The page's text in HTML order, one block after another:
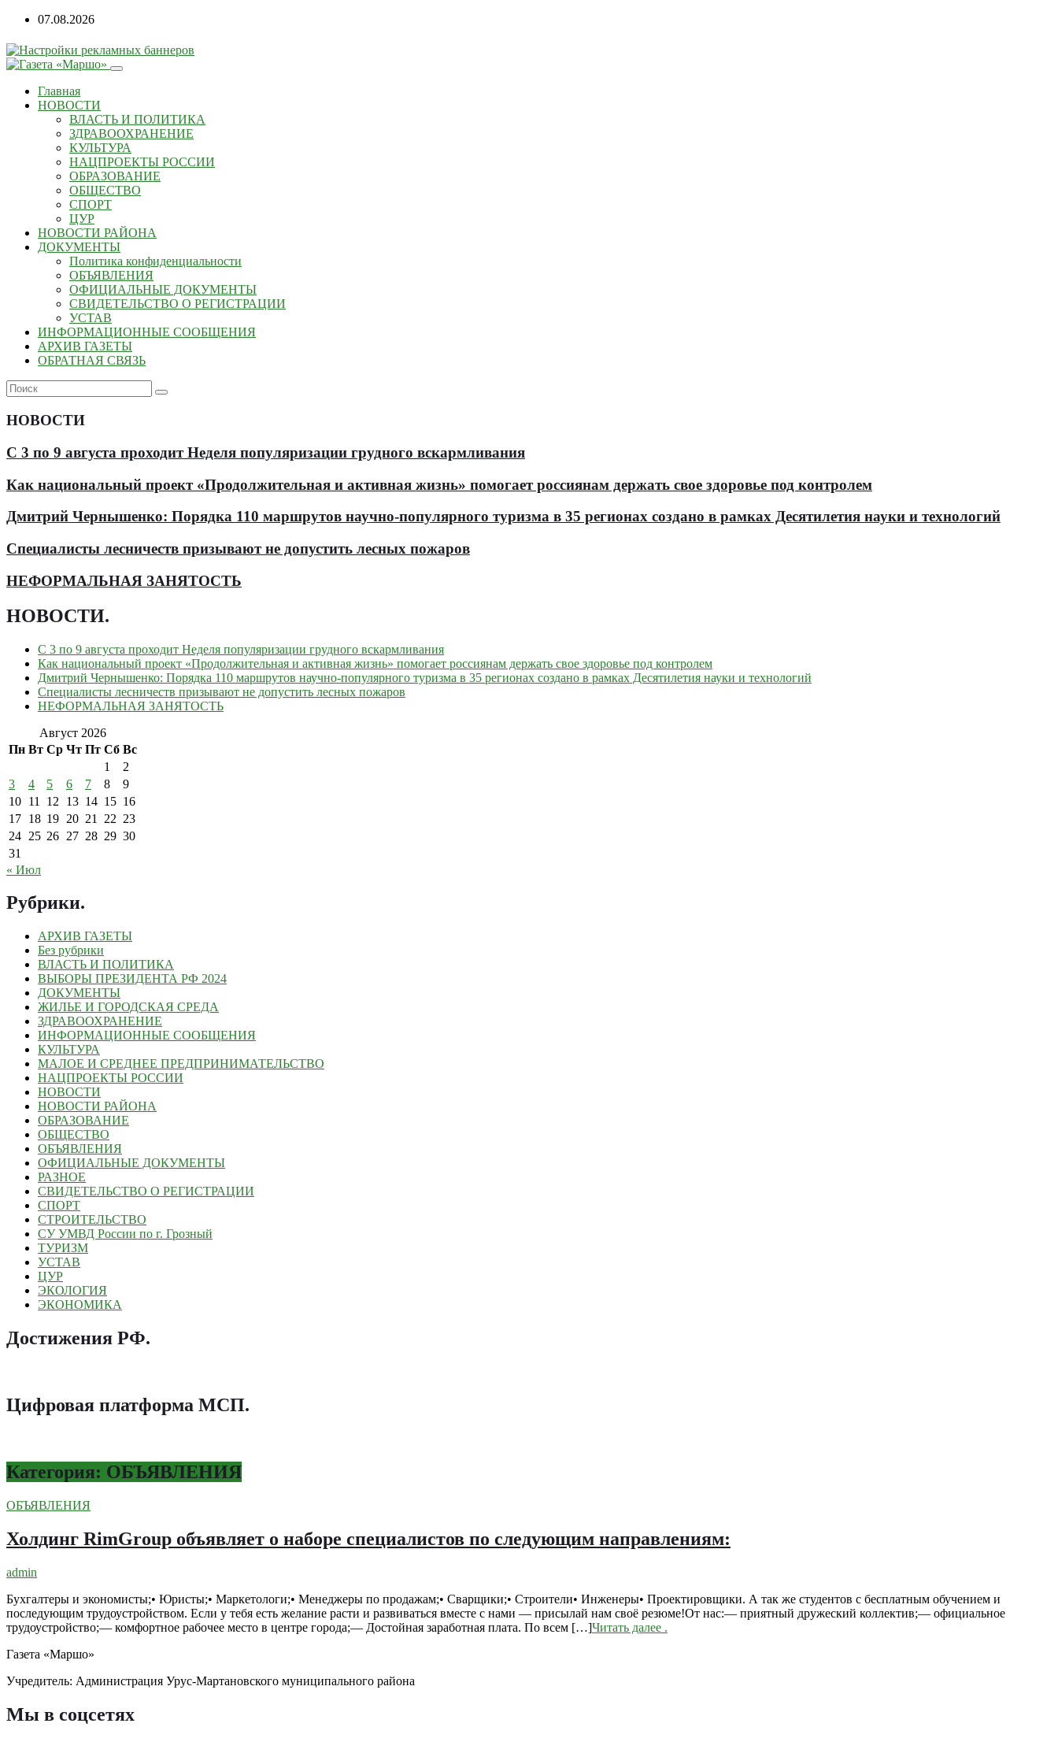
Перейти
содержанию
07.08.2026
Главная
НОВОСТИ
ВЛАСТЬ И ПОЛИТИКА
ЗДРАВООХРАНЕНИЕ
КУЛЬТУРА
НАЦПРОЕКТЫ РОССИИ
ОБРАЗОВАНИЕ
ОБЩЕСТВО
СПОРТ
ЦУР
НОВОСТИ РАЙОНА
ДОКУМЕНТЫ
Политика конфиденциальности
ОБЪЯВЛЕНИЯ
ОФИЦИАЛЬНЫЕ ДОКУМЕНТЫ
СВИДЕТЕЛЬСТВО О РЕГИСТРАЦИИ
УСТАВ
ИНФОРМАЦИОННЫЕ СООБЩЕНИЯ
АРХИВ ГАЗЕТЫ
ОБРАТНАЯ СВЯЗЬ
НОВОСТИ
С 3 по 9 августа проходит Неделя популяризации грудного вскармливания
Как национальный проект «Продолжительная и активная жизнь» помогает россиянам держать свое здоровье под контролем
Дмитрий Чернышенко: Порядка 110 маршрутов научно-популярного туризма в 35 регионах создано в рамках Десятилетия науки и технологий
Специалисты лесничеств призывают не допустить лесных пожаров
НЕФОРМАЛЬНАЯ ЗАНЯТОСТЬ
НОВОСТИ.
С 3 по 9 августа проходит Неделя популяризации грудного вскармливания
Как национальный проект «Продолжительная и активная жизнь» помогает россиянам держать свое здоровье под контролем
Дмитрий Чернышенко: Порядка 110 маршрутов научно-популярного туризма в 35 регионах создано в рамках Десятилетия науки и технологий
Специалисты лесничеств призывают не допустить лесных пожаров
НЕФОРМАЛЬНАЯ ЗАНЯТОСТЬ
Август 2026
Пн Вт Ср Чт Пт Сб Вс
1
2
3
4 5 6 7 8
9
10 11 12 13 14 15 16
17 18 19 20 21 22 23
24 25 26 27 28 29 30
31
« Июл
Рубрики.
АРХИВ ГАЗЕТЫ
Без рубрики
ВЛАСТЬ И ПОЛИТИКА
ВЫБОРЫ ПРЕЗИДЕНТА РФ 2024
ДОКУМЕНТЫ
ЖИЛЬЕ И ГОРОДСКАЯ СРЕДА
ЗДРАВООХРАНЕНИЕ
ИНФОРМАЦИОННЫЕ СООБЩЕНИЯ
КУЛЬТУРА
МАЛОЕ И СРЕДНЕЕ ПРЕДПРИНИМАТЕЛЬСТВО
НАЦПРОЕКТЫ РОССИИ
НОВОСТИ
НОВОСТИ РАЙОНА
ОБРАЗОВАНИЕ
ОБЩЕСТВО
ОБЪЯВЛЕНИЯ
ОФИЦИАЛЬНЫЕ ДОКУМЕНТЫ
РАЗНОЕ
СВИДЕТЕЛЬСТВО О РЕГИСТРАЦИИ
СПОРТ
СТРОИТЕЛЬСТВО
СУ УМВД России по г. Грозный
ТУРИЗМ
УСТАВ
ЦУР
ЭКОЛОГИЯ
ЭКОНОМИКА
Достижения РФ.
Цифровая платформа МСП.
Категория: ОБЪЯВЛЕНИЯ
ОБЪЯВЛЕНИЯ
Холдинг RimGroup объявляет о наборе специалистов по следующим направлениям:
admin
Бухгалтеры и экономисты;• Юристы;• Маркетологи;• Менеджеры по продажам;• Сварщики;• Строители• Инженеры• Проектировщики. А так же студентов с бесплатным обучением и
последующим трудоустройством. Если у тебя есть желание расти и развиваться вместе с нами — присылай нам своё резюме!От нас:— приятный дружеский коллектив;— официальное
трудоустройство;— комфортное рабочее место в центре города;— Достойная заработная плата. По всем […]Читать далее .
Газета «Маршо»
Учредитель: Администрация Урус-Мартановского муниципального района
Мы в соцсетях